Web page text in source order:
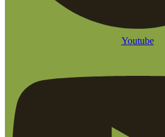
Youtube